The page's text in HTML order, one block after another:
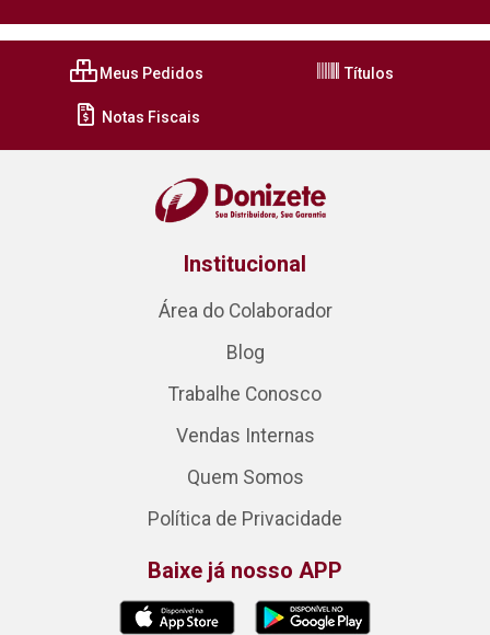
Meus Pedidos Títulos
Notas Fiscais
Institucional
Área do Colaborador
Blog
Trabalhe Conosco
Vendas Internas
Quem Somos
Política de Privacidade
Baixe já nosso APP